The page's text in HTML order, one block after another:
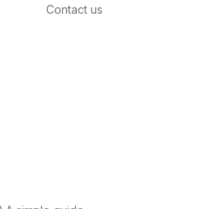
Contact us